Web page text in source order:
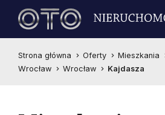
Strona główna Oferty Mieszkania
Wrocław
Wrocław Kajdasza